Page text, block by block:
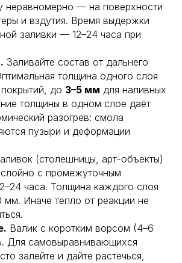
неравномерно — на поверхности
и вздутия. Время выдержки
заливки — 12–24 часа при
Заливайте состав от дальнего
толщина одного слоя
до 3–5 мм для наливных
толщины в одном слое даёт
разогрев: смола
пузыри и деформации
(столешницы, арт-объекты)
с промежуточным
часа. Толщина каждого слоя
Иначе тепло от реакции не
Валик с коротким ворсом (4–6
Для самовыравнивающихся
залейте и дайте растечься,